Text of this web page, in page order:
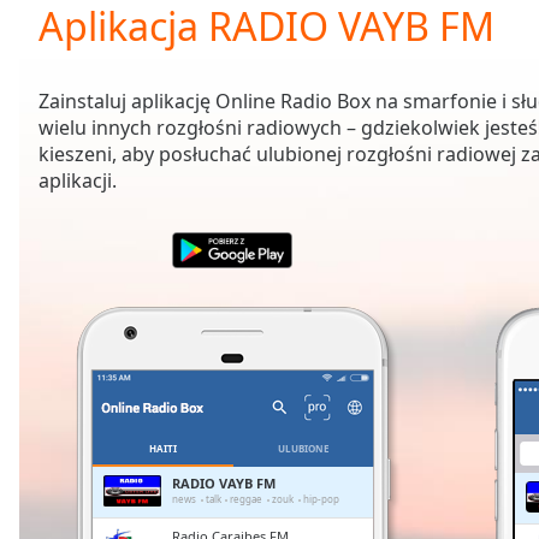
Current
Time0:00
Duration
Loaded:
0.00%
Stream
Remaining
Aplikacja RADIO VAYB FM
Zainstaluj aplikację Online Radio Box na smarfonie i
wielu innych rozgłośni radiowych – gdziekolwiek
kieszeni, aby posłuchać ulubionej rozgłośni radiowej
aplikacji.
HAITI ULUBIONE
RADIO VAYB FM
news talk reggae zouk hip-pop
Radio Caraibes FM